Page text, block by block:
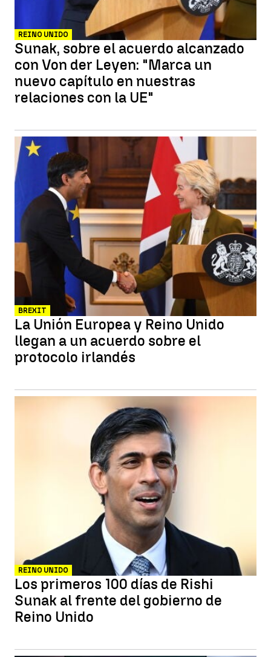
REINO UNIDO
Sunak, sobre el acuerdo alcanzado
con Von der Leyen: "Marca un
nuevo capítulo en nuestras
relaciones con la UE"
BREXIT
La Unión Europea y Reino Unido
llegan a un acuerdo sobre el
protocolo irlandés
REINO UNIDO
Los primeros 100 días de Rishi
Sunak al frente del gobierno de
Reino Unido